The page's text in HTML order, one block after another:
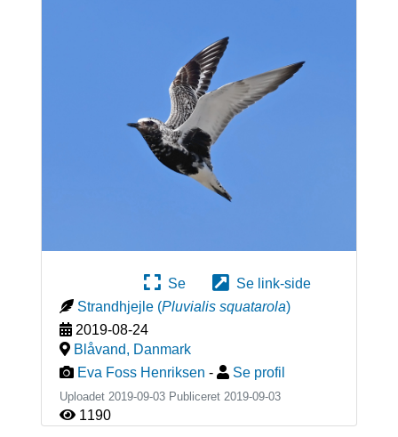
Se
Se link-side
Strandhjejle (Pluvialis squatarola)
2019-08-24
Blåvand, Danmark
Eva Foss Henriksen - Se profil
Uploadet 2019-09-03 Publiceret 2019-09-03
1190